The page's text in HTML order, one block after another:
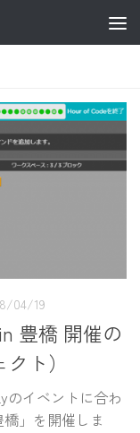
04/19
豊橋 開催の
ト）
のイベントに合わ
」を開催しま